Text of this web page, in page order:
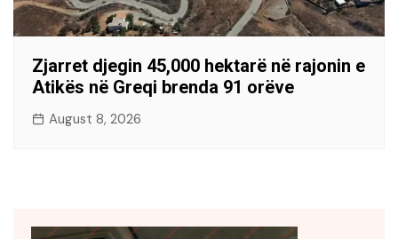
Zjarret djegin 45,000 hektarë në rajonin e
Atikës në Greqi brenda 91 orëve
August 8, 2026